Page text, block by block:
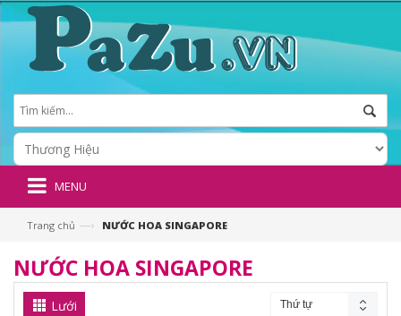
MENU
Trang chủ —› NƯỚC HOA SINGAPORE
NƯỚC HOA SINGAPORE
Lưới Thứ tự